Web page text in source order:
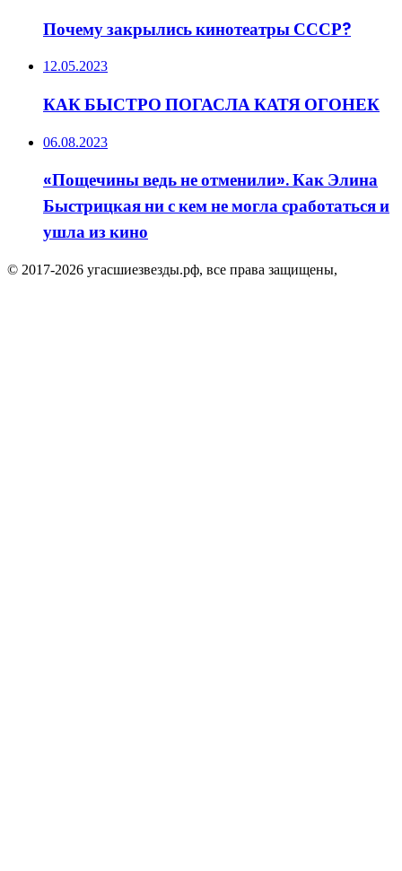
Почему закрылись кинотеатры СССР?
12.05.2023
КАК БЫСТРО ПОГАСЛА КАТЯ ОГОНЕК
06.08.2023
«Пощечины ведь не отменили». Как Элина
Быстрицкая ни с кем не могла сработаться и
ушла из кино
© 2017-2026 угасшиезвезды.рф, все права защищены,